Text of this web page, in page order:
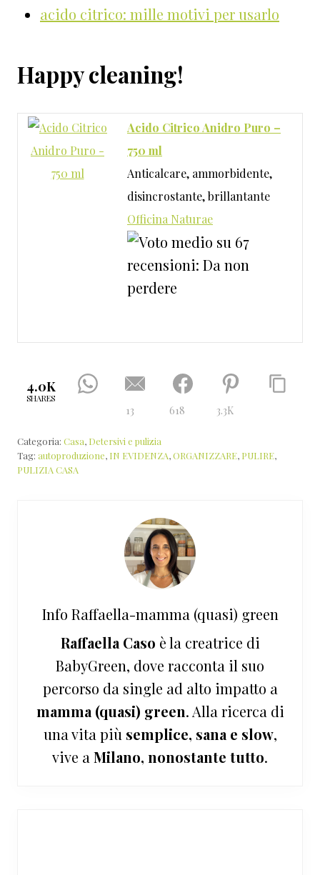
acido citrico: mille motivi per usarlo
Happy cleaning!
Acido Citrico Anidro Puro –
750 ml
Anticalcare, ammorbidente,
disincrostante, brillantante
Officina Naturae
4.0K
SHARES
13 618 3.3K
Categoria: Casa, Detersivi e pulizia
Tag: autoproduzione, IN EVIDENZA,ORGANIZZARE, PULIRE,
PULIZIA CASA
Info Raffaella-mamma (quasi) green
Raffaella Caso è la creatrice di
BabyGreen, dove racconta il suo
percorso da single ad alto impatto a
mamma (quasi) green. Alla ricerca di
una vita più semplice, sana e slow,
vive aMilano, nonostante tutto.